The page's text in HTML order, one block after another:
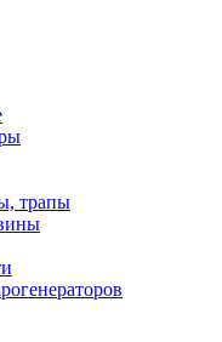
трапы